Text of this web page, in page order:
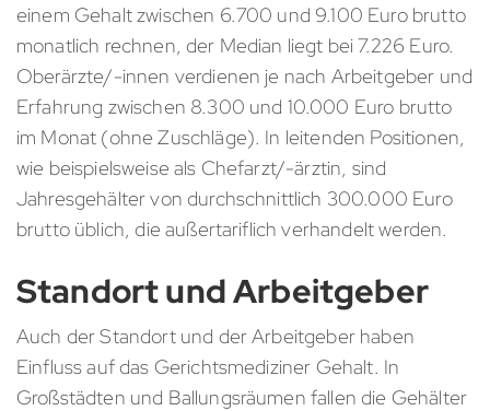
einem Gehalt zwischen 6.700 und 9.100 Euro brutto
monatlich rechnen, der Median liegt bei 7.226 Euro.
Oberärzte/-innen verdienen je nach Arbeitgeber und
Erfahrung zwischen 8.300 und 10.000 Euro brutto
im Monat (ohne Zuschläge). In leitenden Positionen,
wie beispielsweise als Chefarzt/-ärztin, sind
Jahresgehälter von durchschnittlich 300.000 Euro
brutto üblich, die außertariflich verhandelt werden.
Standort und Arbeitgeber
Auch der Standort und der Arbeitgeber haben
Einfluss auf das Gerichtsmediziner Gehalt. In
Großstädten und Ballungsräumen fallen die Gehälter